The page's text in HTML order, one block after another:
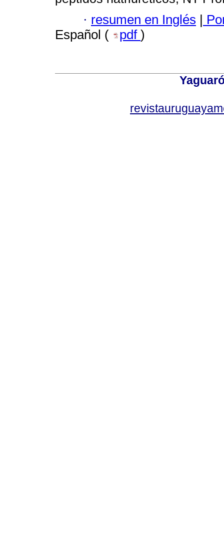
· resumen en Inglés
Español (
pdf )